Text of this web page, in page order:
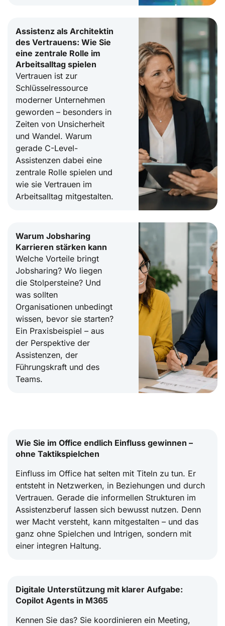
Assistenz als Architektin
des Vertrauens: Wie Sie
eine zentrale Rolle im
Arbeitsalltag spielen
Vertrauen ist zur
Schlüsselressource
moderner Unternehmen
geworden – besonders in
Zeiten von Unsicherheit
und Wandel. Warum
gerade C-Level-
Assistenzen dabei eine
zentrale Rolle spielen und
wie sie Vertrauen im
Arbeitsalltag mitgestalten.
Warum Jobsharing
Karrieren stärken kann
Welche Vorteile bringt
Jobsharing? Wo liegen
die Stolpersteine? Und
was sollten
Organisationen unbedingt
wissen, bevor sie starten?
Ein Praxisbeispiel – aus
der Perspektive der
Assistenzen, der
Führungskraft und des
Teams.
Wie Sie im Office endlich Einfluss gewinnen –
ohne Taktikspielchen
Einfluss im Office hat selten mit Titeln zu tun. Er
entsteht in Netzwerken, in Beziehungen und durch
Vertrauen. Gerade die informellen Strukturen im
Assistenzberuf lassen sich bewusst nutzen. Denn
wer Macht versteht, kann mitgestalten – und das
ganz ohne Spielchen und Intrigen, sondern mit
einer integren Haltung.
Digitale Unterstützung mit klarer Aufgabe:
Copilot Agents in M365
Kennen Sie das? Sie koordinieren ein Meeting,